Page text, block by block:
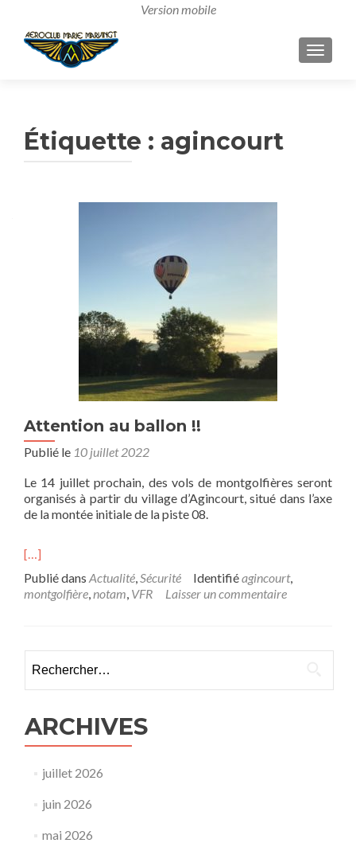
Étiquette : agincourt
Attention au ballon !!
Publié le 10 juillet 2022
Le 14 juillet prochain, des vols de montgolfières seront
organisés à partir du village d’Agincourt, situé dans l’axe
de la montée initiale de la piste 08.
[…]
Publié dans Actualité,Sécurité Identifiéagincourt,
montgolfière,notam, VFR Laisser un commentaire
ARCHIVES
juillet 2026
juin 2026
mai 2026